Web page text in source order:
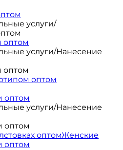
услуги/
оптом
услуги/Нанесение
оптом
оптом
оптом
услуги/Нанесение
оптом
оптомЖенские
оптом